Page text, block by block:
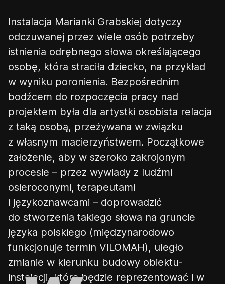
Instalacja Marianki Grabskiej dotyczy
odczuwanej przez wiele osób potrzeby
istnienia odrębnego słowa określającego
osobę, która straciła dziecko, na przykład
w wyniku poronienia. Bezpośrednim
bodźcem do rozpoczęcia pracy nad
projektem była dla artystki osobista relacja
z taką osobą, przeżywana w związku
z własnym macierzyństwem. Początkowe
założenie, aby w szeroko zakrojonym
procesie – przez wywiady z ludźmi
osieroconymi, terapeutami
i językoznawcami – doprowadzić
do stworzenia takiego słowa na gruncie
języka polskiego (międzynarodowo
funkcjonuje termin VILOMAH), uległo
zmianie w kierunku budowy obiektu-
instalacji, którabędzie reprezentować i w